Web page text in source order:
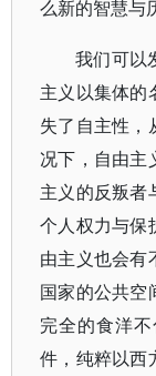
么新的智慧与
我们可以
主义以集体的
失了自主性，
况下，自由主
主义的反叛者
个人权力与保
由主义也会有
国家的公共空
完全的食洋
件，纯粹以西